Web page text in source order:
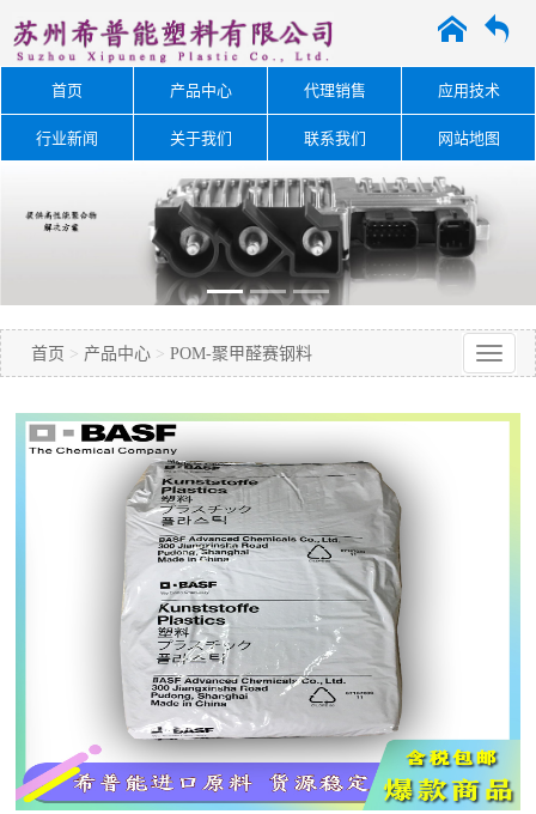
A O
首页 产品中心 代理销售 应用技术
行业新闻 关于我们 联系我们 网站地图
首页 > 产品中心 > POM-聚甲醛赛钢料